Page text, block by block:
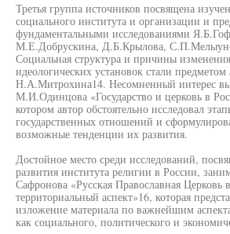
Третья группа источников посвящена
социального института и организации и
фундаментальными исследованиями
М.Е.Добрускина, Д.Б.Крылова,
Социальная структура и причины
идеологических установок стали предметом
Н.А.Митрохина14. Несомненный интерес
М.И.Одинцова «Государство и церковь в
котором автор обстоятельно исследовал
государственных отношений и
возможные тенденции их развития.
Достойное место среди исследований,
развития института религии в России,
Сафронова «Русская Православная Церковь
территориальный аспект»16, которая
изложение материала по важнейшим
как социального, политического и